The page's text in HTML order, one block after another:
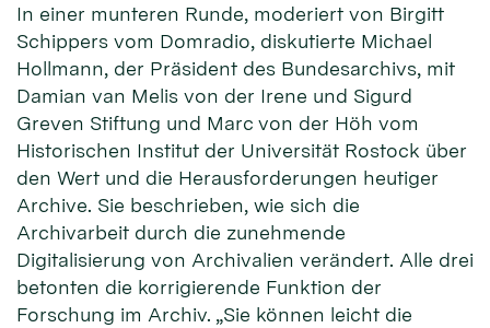
In einer munteren Runde, moderiert von Birgitt
Schippers vom Domradio, diskutierte Michael
Hollmann, der Präsident des Bundesarchivs, mit
Damian van Melis von der Irene und Sigurd
Greven Stiftung und Marc von der Höh vom
Historischen Institut der Universität Rostock über
den Wert und die Herausforderungen heutiger
Archive. Sie beschrieben, wie sich die
Archivarbeit durch die zunehmende
Digitalisierung von Archivalien verändert. Alle drei
betonten die korrigierende Funktion der
Forschung im Archiv. „Sie können leicht die